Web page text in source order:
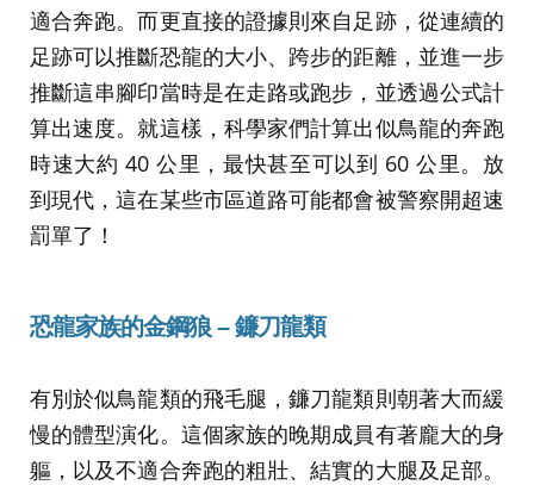
適合奔跑。而更直接的證據則來自足跡，從連續的
足跡可以推斷恐龍的大小、跨步的距離，並進一步
推斷這串腳印當時是在走路或跑步，並透過公式計
算出速度。就這樣，科學家們計算出似鳥龍的奔跑
時速大約 40 公里，最快甚至可以到 60 公里。放
到現代，這在某些市區道路可能都會被警察開超速
罰單了！
恐龍家族的金鋼狼 – 鐮刀龍類
有別於似鳥龍類的飛毛腿，鐮刀龍類則朝著大而緩
慢的體型演化。這個家族的晚期成員有著龐大的身
軀，以及不適合奔跑的粗壯、結實的大腿及足部。